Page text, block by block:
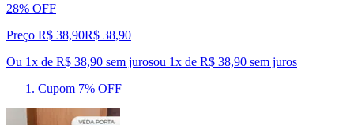
28% OFF
Preço R$ 38,90R$ 38,90
Ou 1x de R$ 38,90 sem jurosou 1x de R$ 38,90 sem juros
Cupom 7% OFF